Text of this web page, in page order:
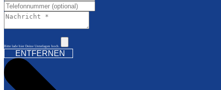
ENTFERNEN